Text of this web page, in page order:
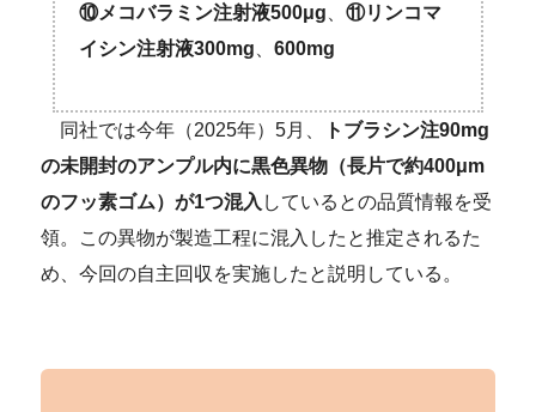
⑩メコバラミン注射液500μg 、⑪リンコマ
イシン注射液300mg 、600mg
同社では今年（2025年）5月、
トブラシン注90mg
の未開封のアンプル内に黒色異物（長片で約400μm
のフッ素ゴム）が1つ混入 しているとの品質情報を受
領。この異物が製造工程に混入したと推定されるた
め、今回の自主回収を実施したと説明している。